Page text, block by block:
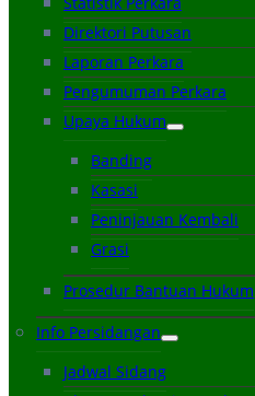
Direktori Putusan
Laporan Perkara
Pengumuman Perkara
Upaya Hukum
Banding
Kasasi
Peninjauan Kembali
Grasi
Prosedur Bantuan Hukum
Info Persidangan
Jadwal Sidang